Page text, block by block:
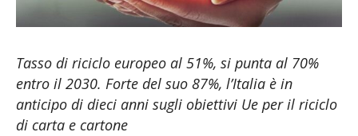
Tasso di riciclo europeo al 51%, si punta al 70%
entro il 2030. Forte del suo 87%, l’Italia è in
anticipo di dieci anni sugli obiettivi Ue per il riciclo
di carta e cartone